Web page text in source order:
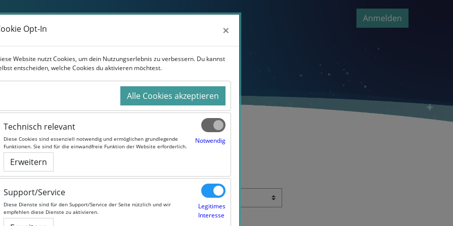
Weiterbildung Studium Für Unternehmen Anmelden
Opt-In ×
Website nutzt Cookies, um dein Nutzungserlebnis zu verbessern. Du kannst
entscheiden, welche Cookies du aktivieren möchtest.
Alle Cookies akzeptieren
Technisch relevant
Diese Cookies sind essenziell notwendig und ermöglichen grundlegende
Funktionen. Sie sind für die einwandfreie Funktion der Website erforderlich.
Notwendig
Erweitern
Support/Service
Diese Dienste sind für den Support/Service der Seite nützlich und wir
empfehlen diese Dienste zu aktivieren.
Legitimes
Interesse
Opt-In ×
Website nutzt Cookies, um dein Nutzungserlebnis zu verbessern. Du kannst
entscheiden, welche Cookies du aktivieren möchtest.
Alle Cookies akzeptieren
Technisch relevant
Diese Cookies sind essenziell notwendig und ermöglichen grundlegende
Funktionen. Sie sind für die einwandfreie Funktion der Website erforderlich.
Notwendig
Erweitern
Support/Service
Diese Dienste sind für den Support/Service der Seite nützlich und wir
empfehlen diese Dienste zu aktivieren.
Legitimes
Interesse